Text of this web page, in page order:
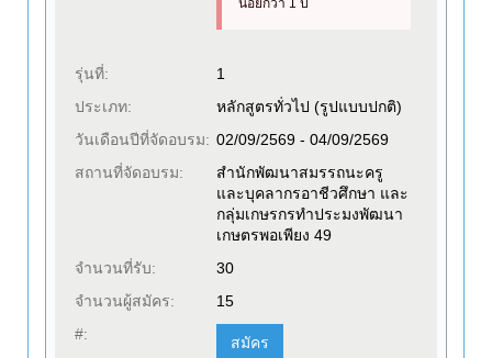
น้อยกว่า 1 ปี
รุ่นที่:
1
ประเภท:
หลักสูตรทั่วไป (รูปแบบปกติ)
วันเดือนปีที่จัดอบรม: 02/09/2569 - 04/09/2569
สถานที่จัดอบรม:
สำนักพัฒนาสมรรถนะครู
และบุคลากรอาชีวศึกษา และ
กลุ่มเกษรกรทำประมงพัฒนา
เกษตรพอเพียง 49
จำนวนที่รับ:
30
จำนวนผู้สมัคร:
15
#:
สมัคร